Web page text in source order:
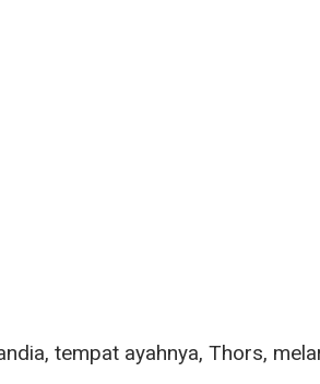
tempat ayahnya, Thors,